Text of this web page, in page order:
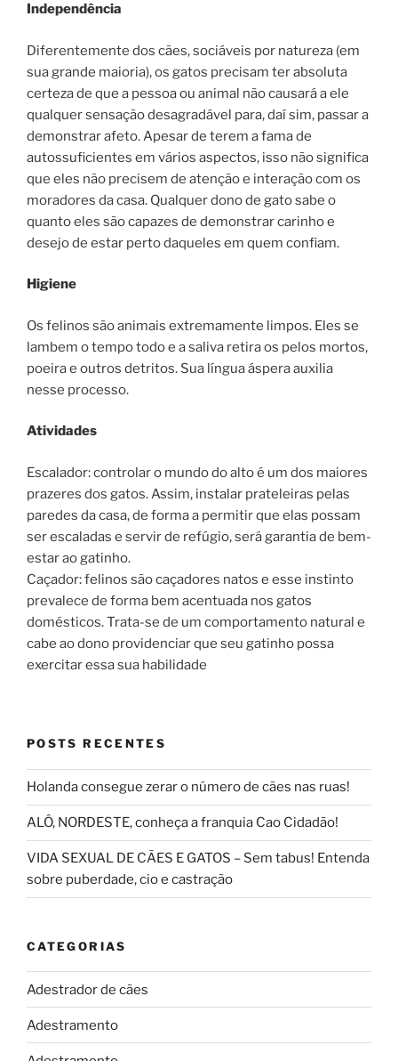
Independência
Diferentemente dos cães, sociáveis por natureza (em
sua grande maioria), os gatos precisam ter absoluta
certeza de que a pessoa ou animal não causará a ele
qualquer sensação desagradável para, daí sim, passar a
demonstrar afeto. Apesar de terem a fama de
autossuficientes em vários aspectos, isso não significa
que eles não precisem de atenção e interação com os
moradores da casa. Qualquer dono de gato sabe o
quanto eles são capazes de demonstrar carinho e
desejo de estar perto daqueles em quem confiam.
Higiene
Os felinos são animais extremamente limpos. Eles se
lambem o tempo todo e a saliva retira os pelos mortos,
poeira e outros detritos. Sua língua áspera auxilia
nesse processo.
Atividades
Escalador: controlar o mundo do alto é um dos maiores
prazeres dos gatos. Assim, instalar prateleiras pelas
paredes da casa, de forma a permitir que elas possam
ser escaladas e servir de refúgio, será garantia de bem-
estar ao gatinho.
Caçador: felinos são caçadores natos e esse instinto
prevalece de forma bem acentuada nos gatos
domésticos. Trata-se de um comportamento natural e
cabe ao dono providenciar que seu gatinho possa
exercitar essa sua habilidade
POSTS RECENTES
Holanda consegue zerar o número de cães nas ruas!
ALÔ, NORDESTE, conheça a franquia Cao Cidadão!
VIDA SEXUAL DE CÃES E GATOS – Sem tabus! Entenda
sobre puberdade, cio e castração
CATEGORIAS
Adestrador de cães
Adestramento